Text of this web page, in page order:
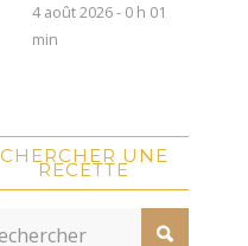
4 août 2026 - 0 h 01
min
CHERCHER UNE
RECETTE